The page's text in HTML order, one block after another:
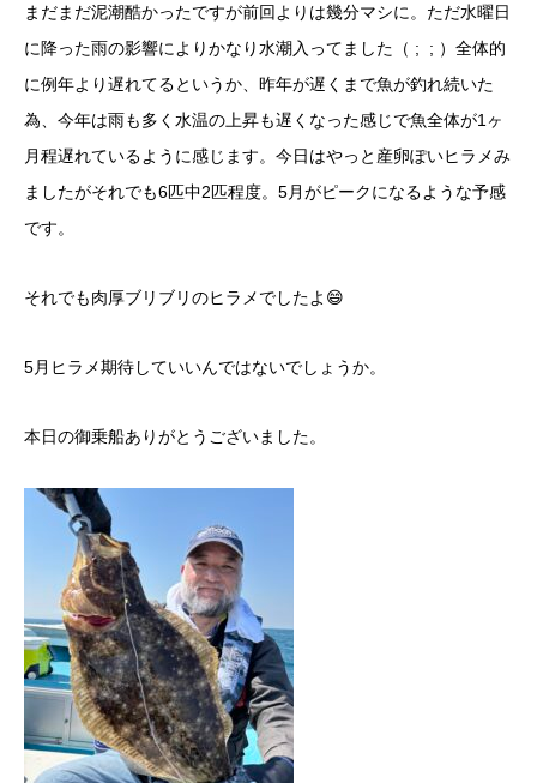
まだまだ泥潮酷かったですが前回よりは幾分マシに。ただ水曜日
に降った雨の影響によりかなり水潮入ってました（ ; ; ）全体的
に例年より遅れてるというか、昨年が遅くまで魚が釣れ続いた
為、今年は雨も多く水温の上昇も遅くなった感じで魚全体が1ヶ
月程遅れているように感じます。今日はやっと産卵ぽいヒラメみ
ましたがそれでも6匹中2匹程度。5月がピークになるような予感
です。
それでも肉厚ブリブリのヒラメでしたよ😄
5月ヒラメ期待していいんではないでしょうか。
本日の御乗船ありがとうございました。